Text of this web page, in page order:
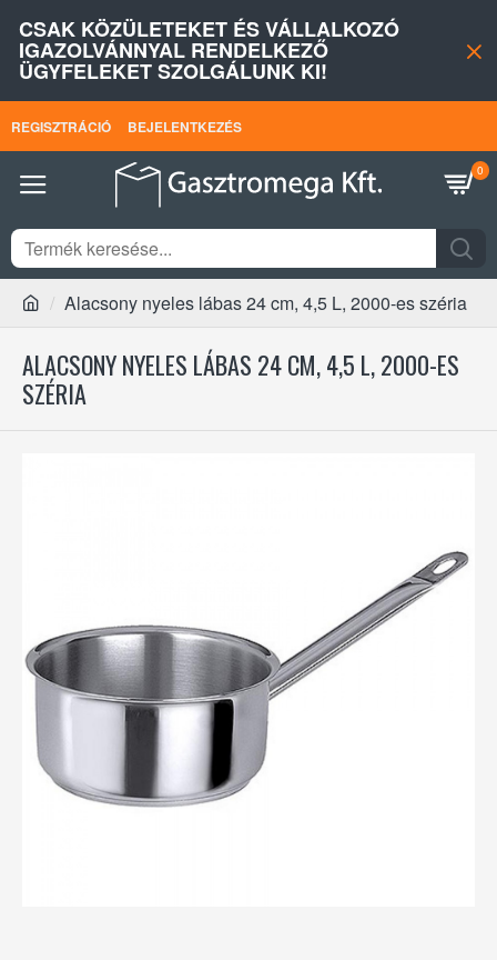
CSAK KÖZÜLETEKET ÉS VÁLLALKOZÓ
IGAZOLVÁNNYAL RENDELKEZŐ
ÜGYFELEKET SZOLGÁLUNK KI!
REGISZTRÁCIÓ BEJELENTKEZÉS
0
Alacsony nyeles lábas 24 cm, 4,5 L, 2000-es széria
ALACSONY NYELES LÁBAS 24 CM, 4,5 L, 2000-ES
SZÉRIA